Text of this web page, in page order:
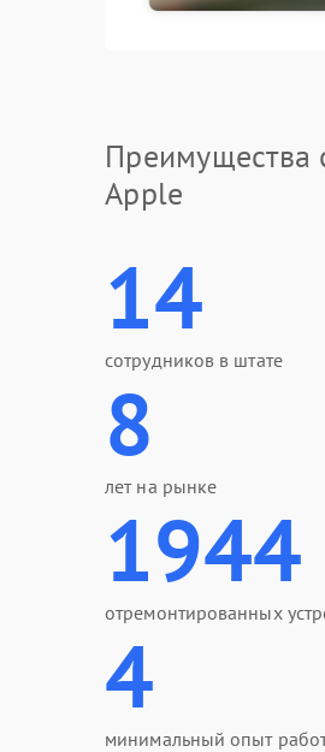
Преимущества
Apple
14
сотрудников в штате
8
лет на рынке
1944
отремонтированных
4
минимальный опыт